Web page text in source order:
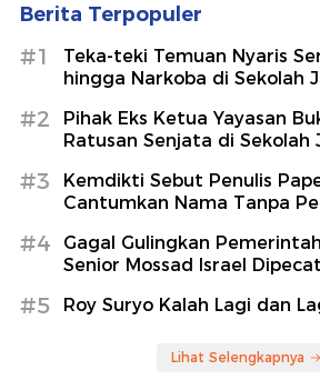
Berita Terpopuler
#1
Teka-teki Temuan Nyaris
hingga Narkoba di Sekolah
#2
Pihak Eks Ketua Yayasan
Ratusan Senjata di Sekolah
#3
Kemdikti Sebut Penulis
Cantumkan Nama Tanpa
#4
Gagal Gulingkan
Senior Mossad Israel Dipecat
#5 Roy Suryo Kalah Lagi dan
Lihat Selengkapnya